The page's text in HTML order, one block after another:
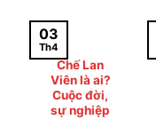
Chế Lan
Viên là ai?
Cuộc đời,
sự nghiệp
03
Th4